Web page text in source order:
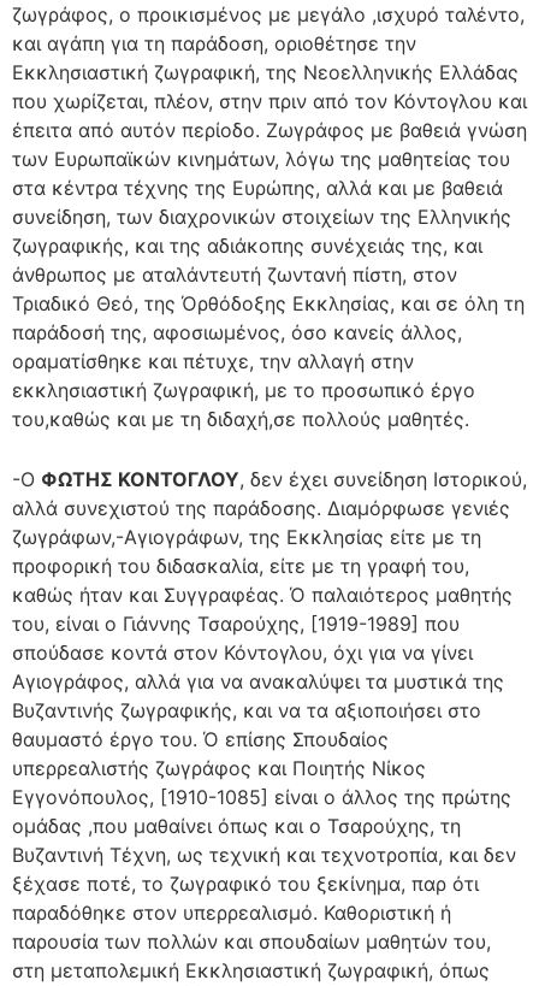
ζωγράφος, ο προικισμένος με μεγάλο ,ισχυρό ταλέντο,
και αγάπη για τη παράδοση, οριοθέτησε την
Εκκλησιαστική ζωγραφική, της Νεοελληνικής Ελλάδας
που χωρίζεται, πλέον, στην πριν από τον Κόντογλου και
έπειτα από αυτόν περίοδο. Ζωγράφος με βαθειά γνώση
των Ευρωπαϊκών κινημάτων, λόγω της μαθητείας του
στα κέντρα τέχνης της Ευρώπης, αλλά και με βαθειά
συνείδηση, των διαχρονικών στοιχείων της Ελληνικής
ζωγραφικής, και της αδιάκοπης συνέχειάς της, και
άνθρωπος με αταλάντευτή ζωντανή πίστη, στον
Τριαδικό Θεό, της Όρθόδοξης Εκκλησίας, και σε όλη τη
παράδοσή της, αφοσιωμένος, όσο κανείς άλλος,
οραματίσθηκε και πέτυχε, την αλλαγή στην
εκκλησιαστική ζωγραφική, με το προσωπικό έργο
του,καθώς και με τη διδαχή,σε πολλούς μαθητές.
-Ο ΦΩΤΗΣ ΚΟΝΤΟΓΛΟΥ, δεν έχει συνείδηση Ιστορικού,
αλλά συνεχιστού της παράδοσης. Διαμόρφωσε γενιές
ζωγράφων,-Αγιογράφων, της Εκκλησίας είτε με τη
προφορική του διδασκαλία, είτε με τη γραφή του,
καθώς ήταν και Συγγραφέας. Ό παλαιότερος μαθητής
του, είναι ο Γιάννης Τσαρούχης, [1919-1989] που
σπούδασε κοντά στον Κόντογλου, όχι για να γίνει
Αγιογράφος, αλλά για να ανακαλύψει τα μυστικά της
Βυζαντινής ζωγραφικής, και να τα αξιοποιήσει στο
θαυμαστό έργο του. Ό επίσης Σπουδαίος
υπερρεαλιστής ζωγράφος και Ποιητής Νίκος
Εγγονόπουλος, [1910-1085] είναι ο άλλος της πρώτης
ομάδας ,που μαθαίνει όπως και ο Τσαρούχης, τη
Βυζαντινή Τέχνη, ως τεχνική και τεχνοτροπία, και δεν
ξέχασε ποτέ, το ζωγραφικό του ξεκίνημα, παρ ότι
παραδόθηκε στον υπερρεαλισμό. Καθοριστική ή
παρουσία των πολλών και σπουδαίων μαθητών του,
στη μεταπολεμική Εκκλησιαστική ζωγραφική, όπως